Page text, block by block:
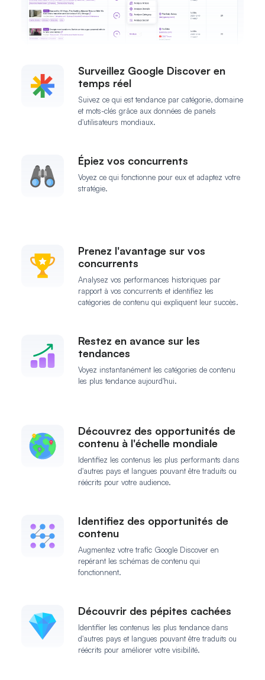
Surveillez Google Discover en
temps réel
Suivez ce qui est tendance par catégorie, domaine
et mots-clés grâce aux données de panels
d'utilisateurs mondiaux.
Épiez vos concurrents
Voyez ce qui fonctionne pour eux et adaptez votre
stratégie.
Prenez l'avantage sur vos
concurrents
Analysez vos performances historiques par
rapport à vos concurrents et identifiez les
catégories de contenu qui expliquent leur succès.
Restez en avance sur les
tendances
Voyez instantanément les catégories de contenu
les plus tendance aujourd'hui.
Découvrez des opportunités de
contenu à l'échelle mondiale
Identifiez les contenus les plus performants dans
d'autres pays et langues pouvant être traduits ou
réécrits pour votre audience.
Identifiez des opportunités de
contenu
Augmentez votre trafic Google Discover en
repérant les schémas de contenu qui
fonctionnent.
Découvrir des pépites cachées
Identifier les contenus les plus tendance dans
d'autres pays et langues pouvant être traduits ou
réécrits pour améliorer votre visibilité.